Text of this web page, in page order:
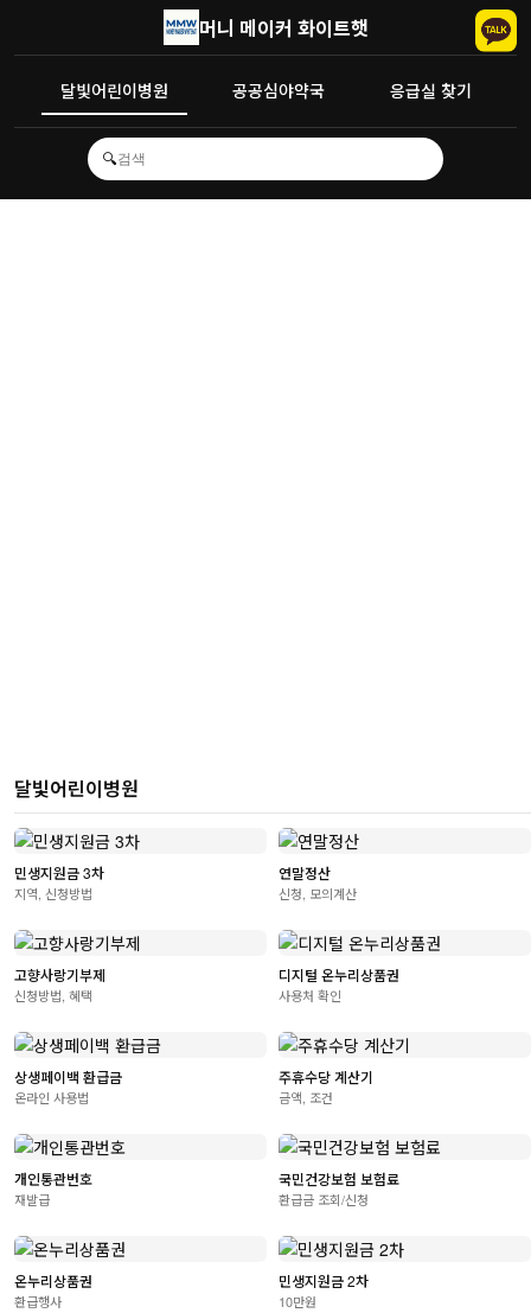
머니 메이커 화이트햇
달빛어린이병원 공공심야약국 응급실 찾기
🔍
달빛어린이병원
민생지원금 3차
지역, 신청방법
연말정산
신청, 모의계산
고향사랑기부제
신청방법, 혜택
디지털 온누리상품권
사용처 확인
상생페이백 환급금
온라인 사용법
주휴수당 계산기
금액, 조건
개인통관번호
재발급
국민건강보험 보험료
환급금 조회/신청
온누리상품권
환급행사
민생지원금 2차
10만원